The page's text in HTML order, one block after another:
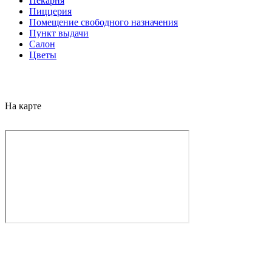
Пиццерия
Помещение свободного назначения
Пункт выдачи
Салон
Цветы
На карте